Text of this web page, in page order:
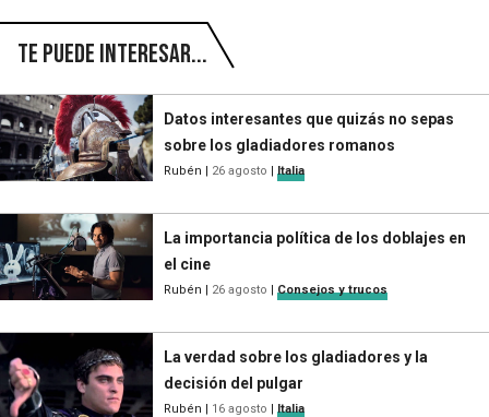
Te puede interesar...
Datos interesantes que quizás no sepas
sobre los gladiadores romanos
Rubén | 26 agosto | Italia
La importancia política de los doblajes en
el cine
Rubén | 26 agosto | Consejos y trucos
La verdad sobre los gladiadores y la
decisión del pulgar
Rubén | 16 agosto | Italia